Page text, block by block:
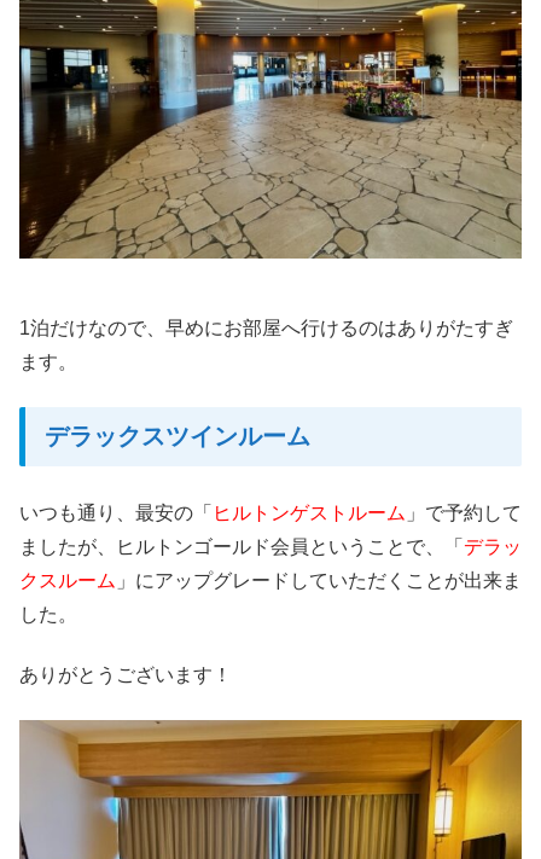
1泊だけなので、早めにお部屋へ行けるのはありがたすぎ
ます。
デラックスツインルーム
いつも通り、最安の「 ヒルトンゲストルーム 」で予約して
ましたが、ヒルトンゴールド会員ということで、「 デラッ
クスルーム 」にアップグレードしていただくことが出来ま
した。
ありがとうございます！